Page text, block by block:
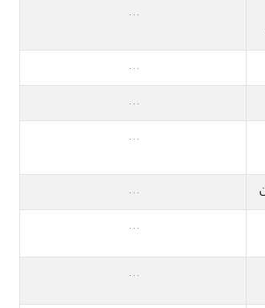
,
,
,
,
,
,
,
,
,
,
,
,
,
,
,
,
,
,
,
,
,